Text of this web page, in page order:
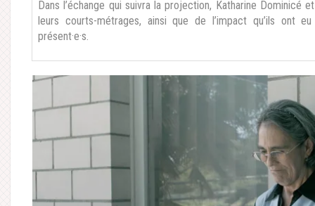
Dans l’échange qui suivra la projection, Katharine
leurs courts-métrages, ainsi que de l’impact qu’ils ont
présent·e·s.